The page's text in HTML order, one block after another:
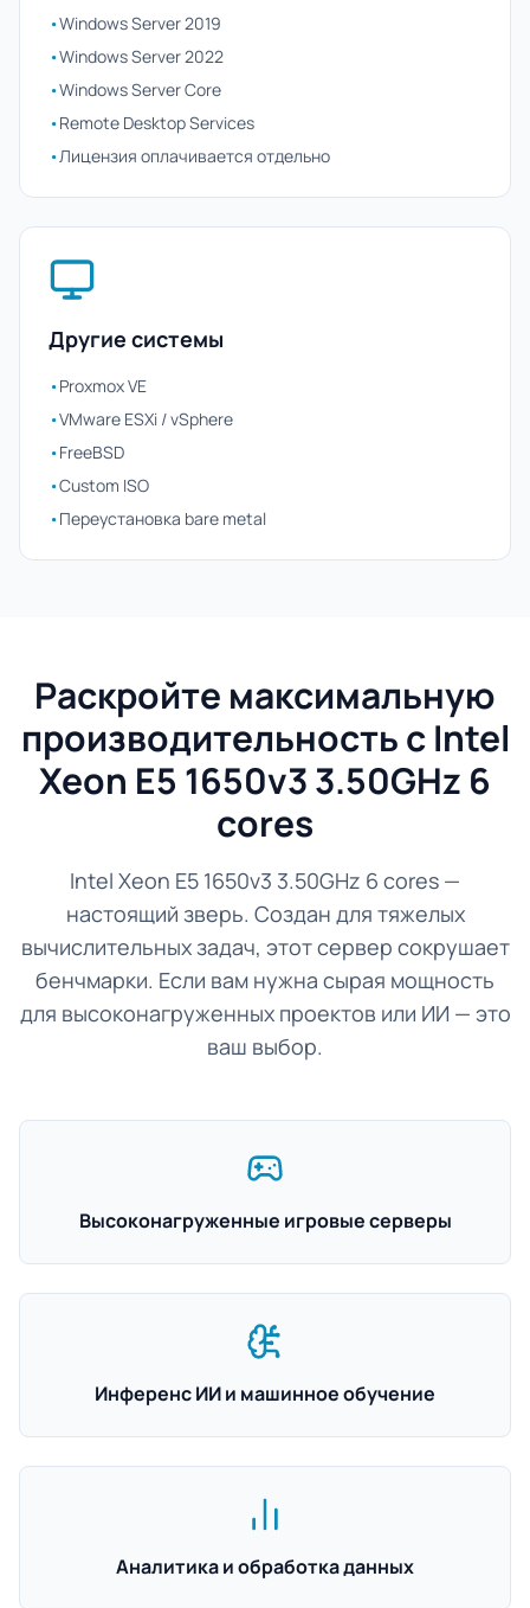
•Windows Server 2019
•Windows Server 2022
•Windows Server Core
•Remote Desktop Services
•Лицензия оплачивается отдельно
Другие системы
•Proxmox VE
•VMware ESXi / vSphere
•FreeBSD
•Custom ISO
•Переустановка bare metal
Раскройте максимальную
производительность с Intel
Xeon E5 1650v3 3.50GHz 6
cores
Intel Xeon E5 1650v3 3.50GHz 6 cores —
настоящий зверь. Создан для тяжелых
вычислительных задач, этот сервер сокрушает
бенчмарки. Если вам нужна сырая мощность
для высоконагруженных проектов или ИИ — это
ваш выбор.
Высоконагруженные игровые серверы
Инференс ИИ и машинное обучение
Аналитика и обработка данных